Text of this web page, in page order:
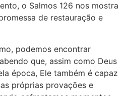
o Salmos 126 nos mostra
de restauração e
podemos encontrar
que, assim como Deus
época, Ele também é capaz
próprias provações e